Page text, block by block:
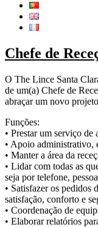
Chefe de
O The Lince Santa
de um(a) Chefe de
abraçar um novo
Funções:
• Prestar um serviço de
• Apoio administrativo,
• Manter a área da
• Lidar com todas as
seja por telefone,
• Satisfazer os pedidos
satisfação, conforto e
• Coordenação de
• Elaborar relatórios